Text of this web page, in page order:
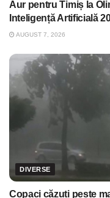
Aur pentru Timiș la
Inteligență Artificială
AUGUST 7, 2026
DIVERSE
Copaci căzuți peste